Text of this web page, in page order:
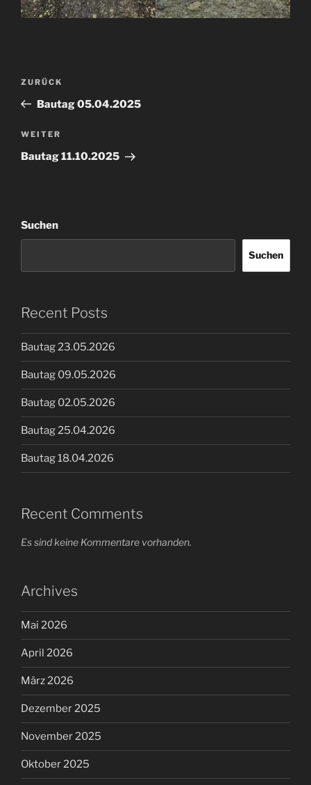
Beitragsnavigation
Vorheriger
Beitrag
ZURÜCK
Bautag 05.04.2025
Nächster
Beitrag
WEITER
Bautag 11.10.2025
Suchen
Suchen
Recent Posts
Bautag 23.05.2026
Bautag 09.05.2026
Bautag 02.05.2026
Bautag 25.04.2026
Bautag 18.04.2026
Recent Comments
Es sind keine Kommentare vorhanden.
Archives
Mai 2026
April 2026
März 2026
Dezember 2025
November 2025
Oktober 2025